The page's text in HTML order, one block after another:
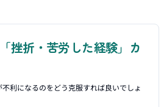
挫折・苦労した経験」カ
利になるのをどう克服すれば良いでしょ